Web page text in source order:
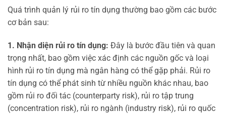
Quá trình quản lý rủi ro tín dụng thường bao gồm các bước
cơ bản sau:
1. Nhận diện rủi ro tín dụng: Đây là bước đầu tiên và quan
trọng nhất, bao gồm việc xác định các nguồn gốc và loại
hình rủi ro tín dụng mà ngân hàng có thể gặp phải. Rủi ro
tín dụng có thể phát sinh từ nhiều nguồn khác nhau, bao
gồm rủi ro đối tác (counterparty risk), rủi ro tập trung
(concentration risk), rủi ro ngành (industry risk), rủi ro quốc